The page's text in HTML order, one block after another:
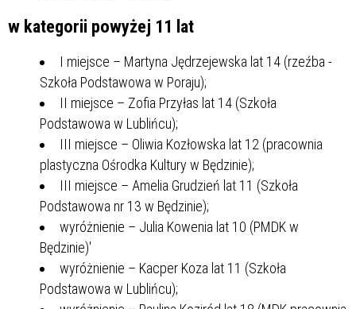
w kategorii powyżej 11 lat
I miejsce – Martyna Jędrzejewska lat 14 (rzeźba -
Szkoła Podstawowa w Poraju);
II miejsce – Zofia Przyłas lat 14 (Szkoła
Podstawowa w Lublińcu);
III miejsce – Oliwia Kozłowska lat 12 (pracownia
plastyczna Ośrodka Kultury w Będzinie);
III miejsce – Amelia Grudzień lat 11 (Szkoła
Podstawowa nr 13 w Będzinie);
wyróżnienie – Julia Kowenia lat 10 (PMDK w
Będzinie)'
wyróżnienie – Kacper Koza lat 11 (Szkoła
Podstawowa w Lublińcu);